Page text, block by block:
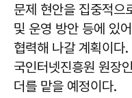
문제 현안을 집중적으
및 운영 방안 등에 있
협력해 나갈 계획이다
국인터넷진흥원 원장
더를 맡을 예정이다.